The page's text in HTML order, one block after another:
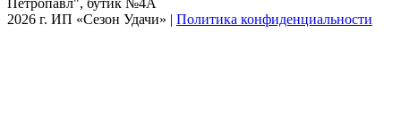
Петропавл", бутик №4A
2026 г. ИП «Сезон Удачи» | Политика конфиденциальности